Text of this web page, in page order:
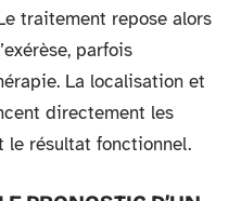
traitement repose alors
parfois
La localisation et
directement les
résultat fonctionnel.